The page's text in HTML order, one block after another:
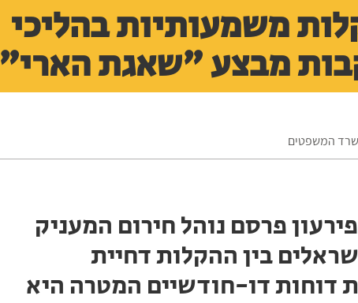
משמעותיות בהליכי
מבצע "שאגת הארי"
המשפטים
פרסם נוהל חירום המעניק
בין ההקלות דחיית
דוחות דו-חודשיים המטרה היא